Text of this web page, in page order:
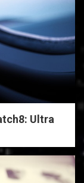
Ultra